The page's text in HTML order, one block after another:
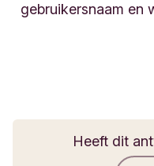
gebruikersnaam en
Heeft dit